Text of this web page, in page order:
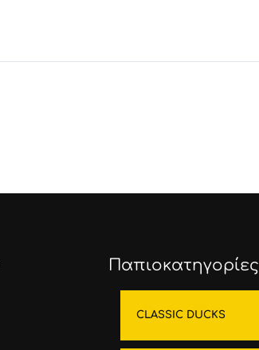
Παπιοκατηγορίες
CLASSIC DUCKS